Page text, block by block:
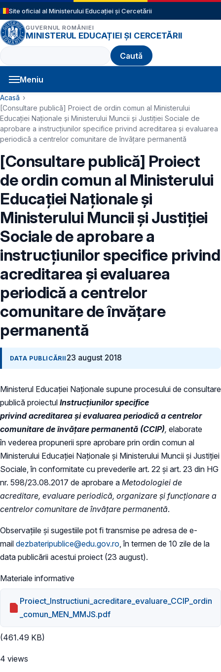
Sari la conținutul principal
Site oficial al Ministerului Educației și Cercetării
GUVERNUL ROMÂNIEI
MINISTERUL EDUCAȚIEI ȘI CERCETĂRII
Caută
Meniu
Navigație principală
Cale de navigare
Acasă
[Consultare publică] Proiect de ordin comun al Ministerului
Educației Naționale și Ministerului Muncii și Justiției Sociale de
aprobare a instrucțiunilor specifice privind acreditarea și evaluarea
periodică a centrelor comunitare de învăţare permanentă
[Consultare publică] Proiect
de ordin comun al Ministerului
Educației Naționale și
Ministerului Muncii și Justiției
Sociale de aprobare a
instrucțiunilor specifice privind
acreditarea și evaluarea
periodică a centrelor
comunitare de învăţare
permanentă
DATA PUBLICĂRII 23 august 2018
Ministerul Educației Naționale supune procesului de consultare
publică proiectul Instrucțiunilor specifice
privind acreditarea și evaluarea periodică a centrelor
comunitare de învăţare permanentă (CCIP), elaborate
în vederea propunerii spre aprobare prin ordin comun al
Ministerului Educației Naționale și Ministerului Muncii și Justiției
Sociale, în conformitate cu prevederile art. 22 și art. 23 din HG
nr. 598/23.08.2017 de aprobare a Metodologiei de
acreditare, evaluare periodică, organizare şi funcţionare a
centrelor comunitare de învăţare permanentă.
Observațiile și sugestiile pot fi transmise pe adresa de e-
mail dezbateripublice@edu.gov.ro , în termen de 10 zile de la
data publicării acestui proiect (23 august).
Materiale informative
Proiect_Instructiuni_acreditare_evaluare_CCIP_ordin
_comun_MEN_MMJS.pdf
(461.49 KB)
4 views